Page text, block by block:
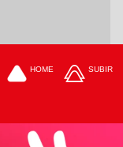
HOME SUBIR